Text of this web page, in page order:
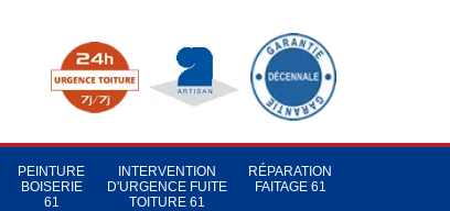
PEINTURE
BOISERIE
61
INTERVENTION
D'URGENCE FUITE
TOITURE 61
RÉPARATION
FAITAGE 61